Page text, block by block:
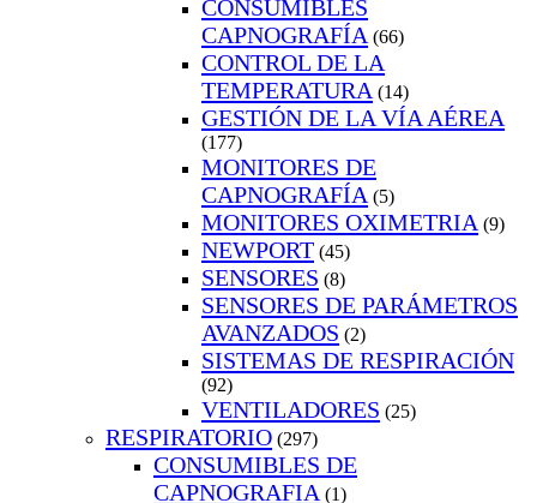
CONSUMIBLES
CAPNOGRAFÍA (66)
CONTROL DE LA
TEMPERATURA (14)
GESTIÓN DE LA VÍA AÉREA
(177)
MONITORES DE
CAPNOGRAFÍA (5)
MONITORES OXIMETRIA (9)
NEWPORT (45)
SENSORES (8)
SENSORES DE PARÁMETROS
AVANZADOS (2)
SISTEMAS DE RESPIRACIÓN
(92)
VENTILADORES (25)
RESPIRATORIO (297)
CONSUMIBLES DE
CAPNOGRAFIA (1)